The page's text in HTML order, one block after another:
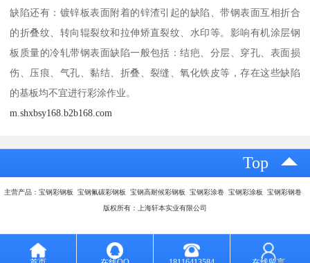
缺陷还有：镀锌板表面附着的锌渣引起的缺陷、带钢表面互相折合
的折叠纹、转向辊裂纹和拉伸矫直裂纹、水印等。影响有机涂层钢
板质量的冷轧带钢表面缺陷一般包括：结疤、分层、穿孔、表面损
伤、压痕、气孔、黏结、折叠、裂缝、氧化铁皮等，存在这些缺陷
的基板均不宜进行彩涂作业。
m.shxbsy168.b2b168.com
Top
主营产品：宝钢彩钢板 宝钢氟碳彩钢板 宝钢高耐候彩钢板 宝钢彩涂卷 宝钢彩涂板 宝钢彩钢卷
版权所有：上海轩本实业有限公司